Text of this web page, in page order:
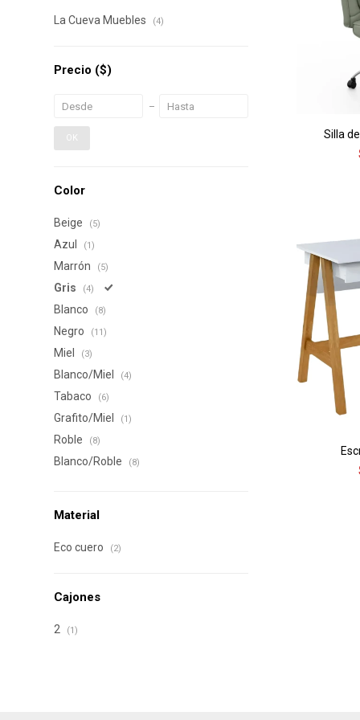
Silla
La Cueva Muebles (4)
Precio ($)
OK
Color
Beige (5)
Azul (1)
Marrón (5)
Gris (4)
Blanco (8)
Negro (11)
Miel (3)
Blanco/Miel (4)
Tabaco (6)
Grafito/Miel (1)
Roble (8)
Blanco/Roble (8)
Material
Eco cuero (2)
Cajones
2 (1)